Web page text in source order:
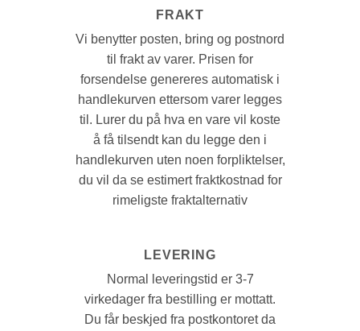
FRAKT
Vi benytter posten, bring og postnord
til frakt av varer. Prisen for
forsendelse genereres automatisk i
handlekurven ettersom varer legges
til. Lurer du på hva en vare vil koste
å få tilsendt kan du legge den i
handlekurven uten noen forpliktelser,
du vil da se estimert fraktkostnad for
rimeligste fraktalternativ
LEVERING
Normal leveringstid er 3-7
virkedager fra bestilling er mottatt.
Du får beskjed fra postkontoret da